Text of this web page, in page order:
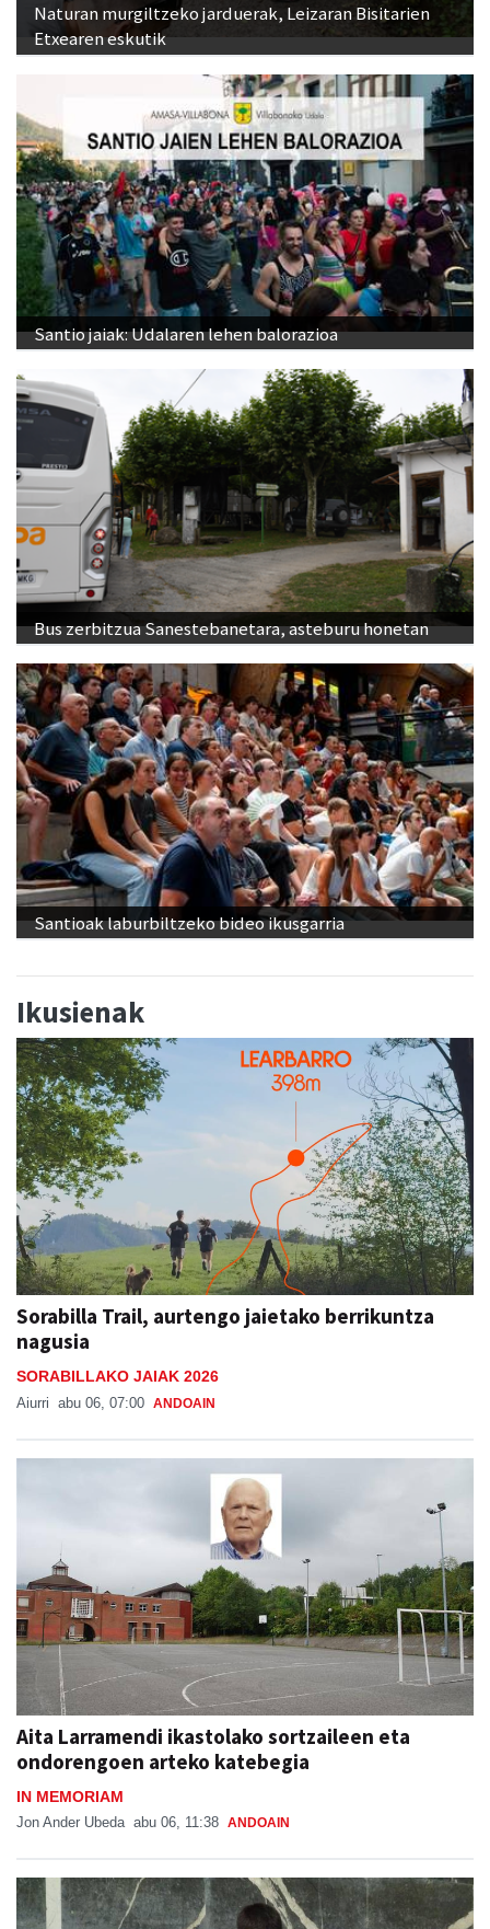
Naturan murgiltzeko jarduerak, Leizaran Bisitarien
Etxearen eskutik
Santio jaiak: Udalaren lehen balorazioa
Bus zerbitzua Sanestebanetara, asteburu honetan
Santioak laburbiltzeko bideo ikusgarria
Ikusienak
Sorabilla Trail, aurtengo jaietako berrikuntza
nagusia
SORABILLAKO JAIAK 2026
Aiurri abu 06, 07:00 ANDOAIN
Aita Larramendi ikastolako sortzaileen eta
ondorengoen arteko katebegia
IN MEMORIAM
Jon Ander Ubeda abu 06, 11:38 ANDOAIN